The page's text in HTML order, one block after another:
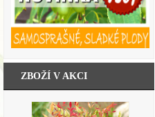
ZBOŽÍ V AKCI